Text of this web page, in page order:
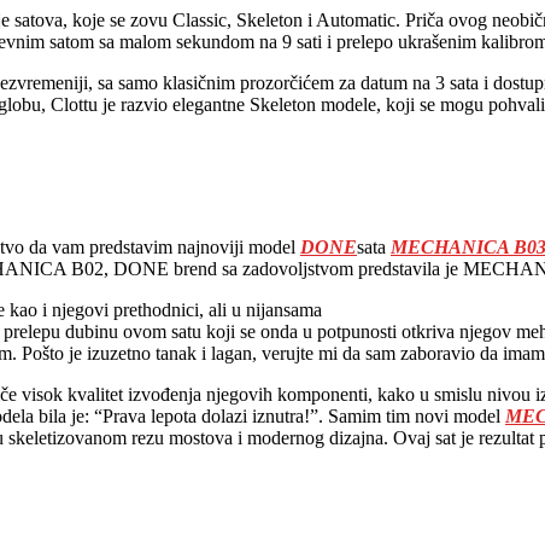
koje se zovu Classic, Skeleton i Automatic. Priča ovog
satom sa malom sekundom na 9 sati i prelepo ukrašenim
sa samo klasičnim prozorčićem za datum na 3 sata i
Clottu je razvio elegantne Skeleton modele, koji se mogu
da vam predstavim najnoviji model DONEsata MECHANICA B03
B02, DONE brend sa zadovoljstvom predstavila je
kao i njegovi prethodnici, ali u nijansama
dubinu ovom satu koji se onda u potpunosti otkriva njegov
Pošto je izuzetno tanak i lagan, verujte mi da sam zaboravio da
visok kvalitet izvođenja njegovih komponenti, kako u smislu
bila je: “Prava lepota dolazi iznutra!”. Samim tim novi model
rezu mostova i modernog dizajna. Ovaj sat je